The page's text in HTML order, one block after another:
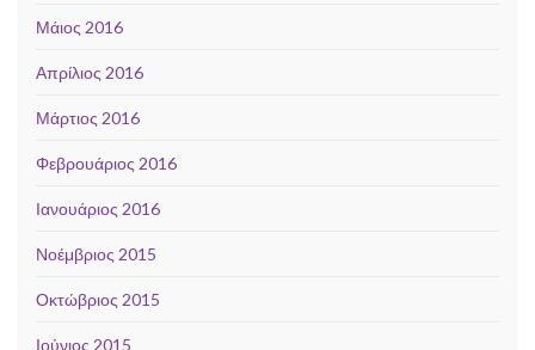
Μάιος 2016
Απρίλιος 2016
Μάρτιος 2016
Φεβρουάριος 2016
Ιανουάριος 2016
Νοέμβριος 2015
Οκτώβριος 2015
Ιούνιος 2015